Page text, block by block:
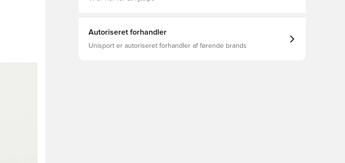
Autoriseret forhandler
Unisport er autoriseret forhandler af førende brands